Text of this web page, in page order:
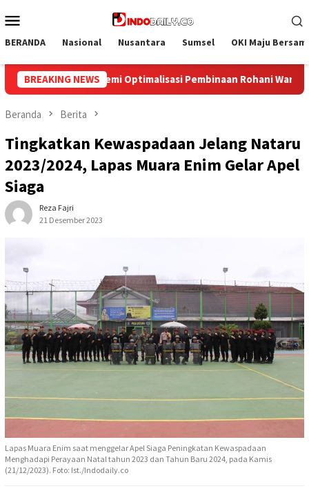
ke
Mobile
BERANDA Nasional Nusantara Sumsel OKI Maju
BREAKING NEWS
Rohani Warga Binaan Bangun Kesamaan
Beranda Berita
Tingkatkan Kewaspadaan Jelang Nataru
2023/2024, Lapas Muara Enim Gelar Apel
Siaga
Reza Fajri
21 Desember 2023
Lapas Muara Enim saat menggelar Apel Siaga Peningkatan Kewaspadaan
Menghadapi Perayaan Natal tahun 2023 dan Tahun Baru 2024, pada Kamis
(21/12/2023). Foto: Ist./Indodaily.co